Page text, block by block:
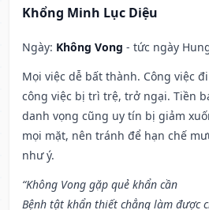
Khổng Minh Lục Diệu
Ngày: Không Vong - tức ngày
Mọi việc dễ bất thành. Công việc
công việc bị trì trệ, trở ngại. Tiền
danh vọng cũng uy tín bị giảm
mọi mặt, nên tránh để hạn chế
như ý.
“Không Vong gặp quẻ khẩn cần
Bệnh tật khẩn thiết chẳng làm được